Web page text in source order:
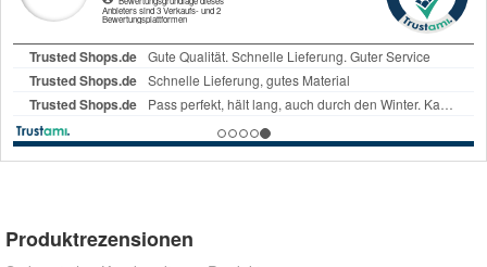
Produktrezensionen